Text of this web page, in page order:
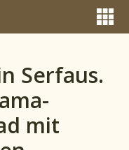
Serfaus.
mit